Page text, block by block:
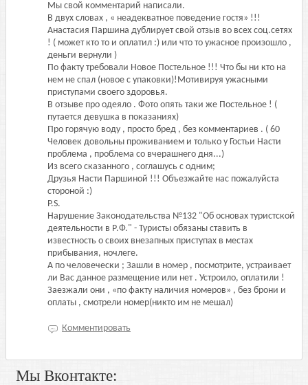
Мы свой комментарий написали.
В двух словах , « неадекватное поведение гостя» !!!
Анастасия Паршина дублирует свой отзыв во всех соц.сетях
! ( может кто то и оплатил :) или что то ужасное произошло ,
деньги вернули )
По факту требовали Новое Постельное !!! Что бы ни кто на
нем не спал (новое с упаковки)!Мотивируя ужасными
приступами своего здоровья.
В отзыве про одеяло . Фото опять таки же Постельное ! (
путается девушка в показаниях)
Про горячую воду , просто бред , без комментариев . ( 60
Человек довольны проживанием и только у Гостьи Насти
проблема , проблема со вчерашнего дня...)
Из всего сказанного , соглашусь с одним;
Друзья Насти Паршиной !!! Объезжайте нас пожалуйста
стороной :)
P.S.
Нарушение Законодательства №132 "Об основах туристской
деятельности в Р.Ф." - Туристы обязаны ставить в
известность о своих внезапных приступах в местах
прибывания, ночлеге.
А по человечески ; Зашли в номер , посмотрите, устраивает
ли Вас данное размещение или нет . Устроило, оплатили !
Заезжали они , «по факту наличия номеров» , без брони и
оплаты , смотрели номер(никто им не мешал)
Комментировать
Мы Вконтакте: